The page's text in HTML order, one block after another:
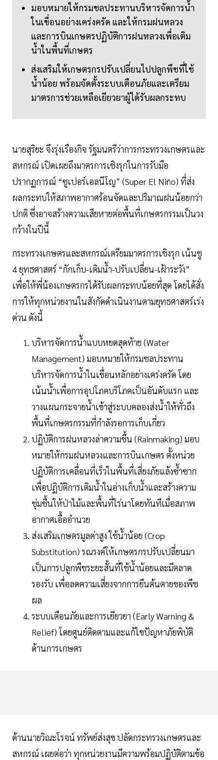
มอบหมายให้กรมชลประทานบริหารจัดการน้ำ
ในเขื่อนอย่างเคร่งครัด และให้กรมฝนหลวง
และการบินเกษตรปฏิบัติการฝนหลวงเพื่อเติม
น้ำในพื้นที่เกษตร
ส่งเสริมให้เกษตรกรปรับเปลี่ยนไปปลูกพืชที่ใช้
น้ำน้อย พร้อมจัดตั้งระบบเตือนภัยและเตรียม
มาตรการช่วยเหลือเยียวยาผู้ได้รับผลกระทบ
นายสุริยะ จึงรุ่งเรืองกิจ รัฐมนตรีว่าการกระทรวงเกษตรและ
สหกรณ์ เปิดเผยถึงมาตรการเชิงรุกในการรับมือ
ปรากฏการณ์ “ซูเปอร์เอลนีโญ” (Super El Niño) ที่ส่ง
ผลกระทบให้สภาพอากาศร้อนจัดและปริมาณฝนน้อยกว่า
ปกติ ซึ่งอาจสร้างความเสียหายต่อพื้นที่เกษตรกรรมเป็นวง
กว้างในปีนี้
กระทรวงเกษตรและสหกรณ์เตรียมมาตรการเชิงรุก เน้นชู
4 ยุทธศาสตร์ “กักเก็บ-เติมน้ำ-ปรับเปลี่ยน-เฝ้าระวัง”
เพื่อให้พี่น้องเกษตรกรได้รับผลกระทบน้อยที่สุด โดยได้สั่ง
การให้ทุกหน่วยงานในสังกัดดำเนินงานตามยุทธศาสตร์เร่ง
ด่วน ดังนี้
บริหารจัดการน้ำแบบหยดสุดท้าย (Water
Management) มอบหมายให้กรมชลประทาน
บริหารจัดการน้ำในเขื่อนหลักอย่างเคร่งครัด โดย
เน้นน้ำเพื่อการอุปโภคบริโภคเป็นอันดับแรก และ
วางแผนกระจายน้ำเข้าสู่ระบบคลองส่งน้ำให้ทั่วถึง
พื้นที่เกษตรกรรมที่กำลังรอการเก็บเกี่ยว
ปฏิบัติการฝนหลวงล่าความชื้น (Rainmaking) มอบ
หมายให้กรมฝนหลวงและการบินเกษตร ตั้งหน่วย
ปฏิบัติการเคลื่อนที่เร็วในพื้นที่เสี่ยงภัยแล้งซ้ำซาก
เพื่อปฏิบัติการเติมน้ำในอ่างเก็บน้ำและสร้างความ
ชุ่มชื้นให้ป่าไม้และพื้นที่ไร่นาโดยทันทีเมื่อสภาพ
อากาศเอื้ออำนวย
ส่งเสริมเกษตรมูลค่าสูง ใช้น้ำน้อย (Crop
Substitution) รณรงค์ให้เกษตรกรปรับเปลี่ยนมา
เป็นการปลูกพืชระยะสั้นที่ใช้น้ำน้อยและมีตลาด
รองรับ เพื่อลดความเสี่ยงจากการยืนต้นตายของพืช
ผล
ระบบเตือนภัยและการเยียวยา (Early Warning &
Relief) โดยศูนย์ติดตามและแก้ไขปัญหาภัยพิบัติ
ด้านการเกษตร
ด้านนายวิณะโรจน์ ทรัพย์ส่งสุข ปลัดกระทรวงเกษตรและ
สหกรณ์ เผยต่อว่า ทุกหน่วยงานมีความพร้อมปฏิบัติตามข้อ